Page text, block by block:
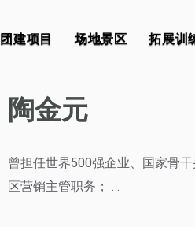
团建项目 场地景区 拓展训
讲师
陶金元
曾担任世界500强企业、国家骨
区营销主管职务； . .